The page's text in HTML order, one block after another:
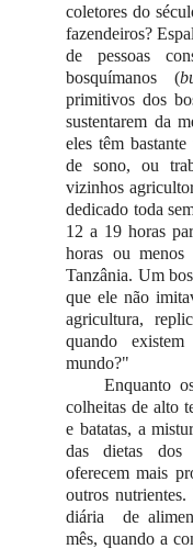
coletores do
fazendeiros?
de pessoas
bosquímanos (
primitivos dos
sustentarem da
eles têm
de sono, ou
vizinhos
dedicado toda
12 a 19 horas
horas ou
Tanzânia. Um
que ele não
agricultura,
quando
mundo?"
Enquanto
colheitas de alto
e batatas, a
das dietas dos
oferecem mais
outros
diária de
mês, quando a